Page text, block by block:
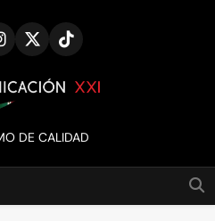
XXI
DE CALIDAD